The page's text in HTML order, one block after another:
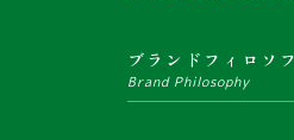
ブランドフィロソ
Brand Philosophy